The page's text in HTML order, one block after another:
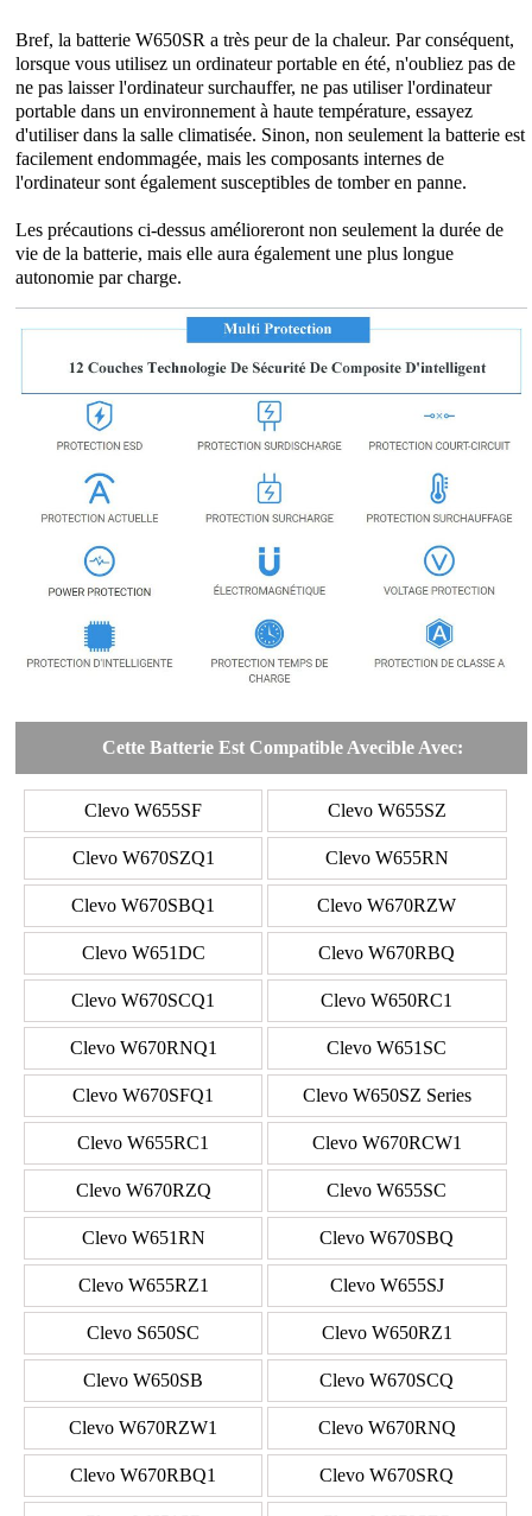
Bref, la batterie W650SR a très peur de la chaleur. Par conséquent,
lorsque vous utilisez un ordinateur portable en été, n'oubliez pas de
ne pas laisser l'ordinateur surchauffer, ne pas utiliser l'ordinateur
portable dans un environnement à haute température, essayez
d'utiliser dans la salle climatisée. Sinon, non seulement la batterie est
facilement endommagée, mais les composants internes de
l'ordinateur sont également susceptibles de tomber en panne.
Les précautions ci-dessus amélioreront non seulement la durée de
vie de la batterie, mais elle aura également une plus longue
autonomie par charge.
Cette Batterie Est Compatible Avecible Avec:
Clevo W655SF Clevo W655SZ
Clevo W670SZQ1 Clevo W655RN
Clevo W670SBQ1 Clevo W670RZW
Clevo W651DC Clevo W670RBQ
Clevo W670SCQ1 Clevo W650RC1
Clevo W670RNQ1 Clevo W651SC
Clevo W670SFQ1 Clevo W650SZ Series
Clevo W655RC1 Clevo W670RCW1
Clevo W670RZQ Clevo W655SC
Clevo W651RN Clevo W670SBQ
Clevo W655RZ1 Clevo W655SJ
Clevo S650SC Clevo W650RZ1
Clevo W650SB Clevo W670SCQ
Clevo W670RZW1 Clevo W670RNQ
Clevo W670RBQ1 Clevo W670SRQ